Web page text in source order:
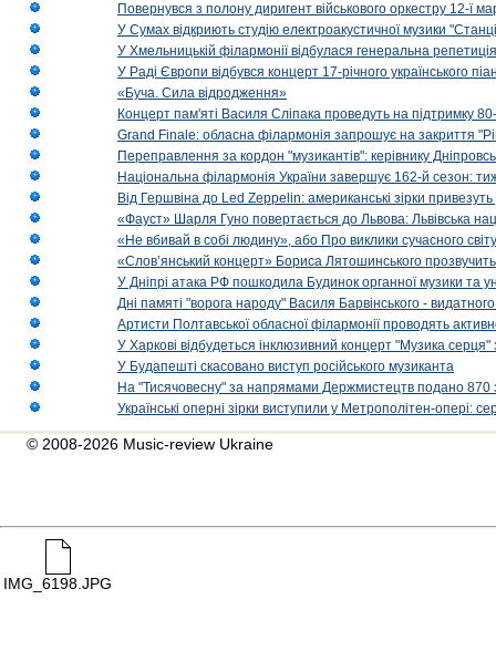
Повернувся з полону диригент військового оркестру 12-ї
У Сумах відкриють студію електроакустичної музики
У Хмельницькій філармонії відбулася генеральна
У Раді Європи відбувся концерт 17-річного українського
«Буча. Сила відродження»
Концерт пам'яті Василя Сліпака проведуть на підтримку
Grand Finale: обласна філармонія запрошує на закриття
Переправлення за кордон "музикантів": керівнику
Національна філармонія України завершує 162-й сезон:
Від Гершвіна до Led Zeppelin: американські зірки
«Фауст» Шарля Гуно повертається до Львова: Львівська
«Не вбивай в собі людину», або Про виклики сучасного світу
«Слов’янський концерт» Бориса Лятошинського
У Дніпрі атака РФ пошкодила Будинок органної музики та
Дні памяті "ворога народу" Василя Барвінського -
Артисти Полтавської обласної філармонії проводять
У Харкові відбудеться інклюзивний концерт "Музика
У Будапешті скасовано виступ російського музиканта
На "Тисячовесну" за напрямами Держмистецтв подано 870
Українські оперні зірки виступили у Метрополітен-опері:
© 2008-2026 Music-review Ukraine
IMG_6198.JPG